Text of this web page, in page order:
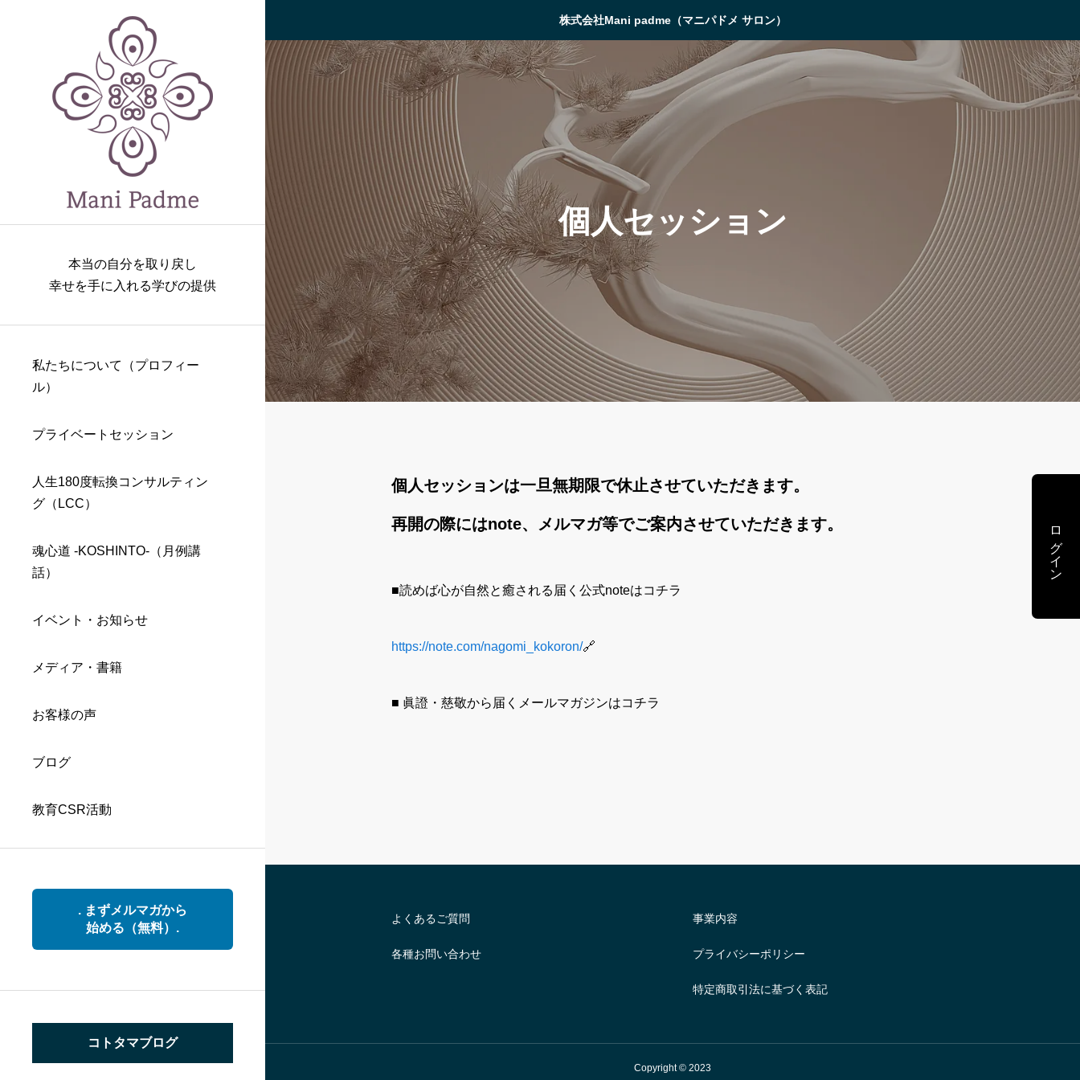
株式会社Mani padme（マニパドメ サロン）
本当の自分を取り戻し
幸せを手に入れる学びの提供
私たちについて（プロフィー
ル）
プライベートセッション
人生180度転換コンサルティン
グ（LCC）
魂心道 -KOSHINTO-（月例講
話）
イベント・お知らせ
メディア・書籍
お客様の声
ブログ
教育CSR活動
. まずメルマガから
始める（無料）.
コトタマブログ
個人セッション
個人セッションは一旦無期限で休止させていただきます。
再開の際にはnote、メルマガ等でご案内させていただきます。
■読めば心が自然と癒される届く公式noteはコチラ
https://note.com/nagomi_kokoron/🔗
■ 眞證・慈敬から届くメールマガジンはコチラ
よくあるご質問
各種お問い合わせ
事業内容
プライバシーポリシー
特定商取引法に基づく表記
Copyright © 2023
ログイン